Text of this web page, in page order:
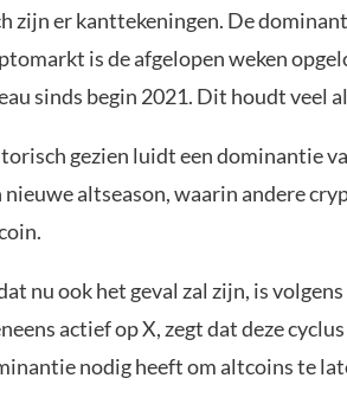
zijn er kanttekeningen. De
is de afgelopen weken
sinds begin 2021. Dit houdt veel
gezien luidt een dominantie
nieuwe altseason, waarin andere
nu ook het geval zal zijn, is
actief op X, zegt dat deze
nodig heeft om altcoins te